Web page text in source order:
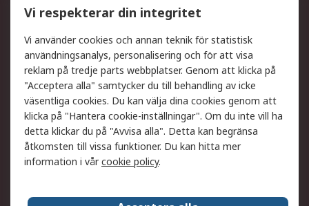
DesignSpark
Teknisk Support
Ditt lokala säljteam
Exportlösningar
Support
Få hjälp
Retur av varor
Leverans
Spåra din order
Begär en fakturakopi
Fördelar med RS-konto
Betalningsalternativ
Vi respekterar din integritet
Vi använder cookies och annan teknik för statistisk
användningsanalys, personalisering och för att visa
reklam på tredje parts webbplatser. Genom att klicka på
"Acceptera alla" samtycker du till behandling av icke
väsentliga cookies. Du kan välja dina cookies genom att
klicka på "Hantera cookie-inställningar". Om du inte vill ha
detta klickar du på "Avvisa alla". Detta kan begränsa
åtkomsten till vissa funktioner. Du kan hitta mer
information i vårcookie policy.